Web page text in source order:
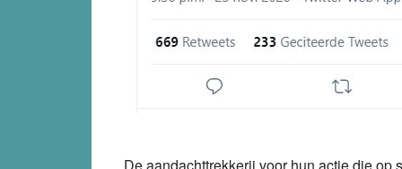
De aandachttrekkerij voor hun actie die